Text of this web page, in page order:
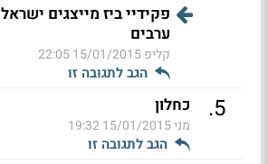
פקידיי ביז מייצגים
ערבים
קליפ15/01/2015 22:05
הגב לתגובה זו
5
. כחלון
מני15/01/2015 19:32
הגב לתגובה זו